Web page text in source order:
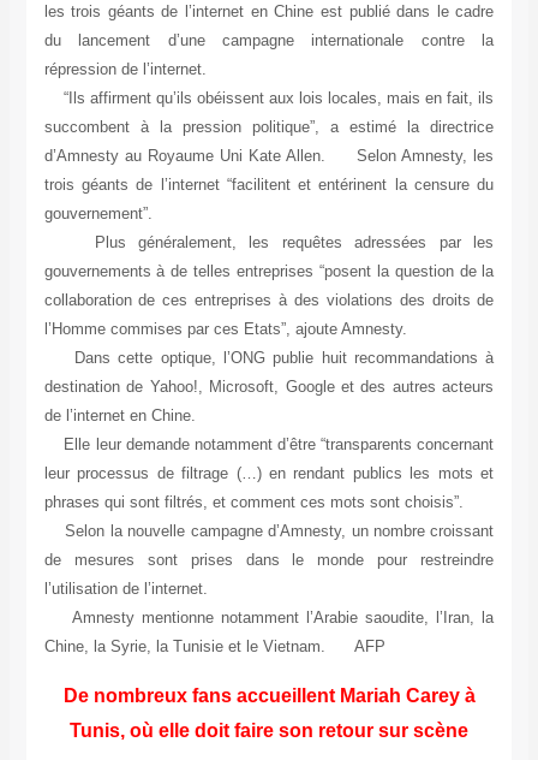
les trois géants de l’internet en Chine est publié dans le cadre
du lancement d’une campagne internationale contre la
répression de l’internet.
“Ils affirment qu’ils obéissent aux lois locales, mais en fait, ils
succombent à la pression politique”, a estimé la directrice
d’Amnesty au Royaume Uni Kate Allen. Selon Amnesty, les
trois géants de l’internet “facilitent et entérinent la censure du
gouvernement”.
Plus généralement, les requêtes adressées par les
gouvernements à de telles entreprises “posent la question de la
collaboration de ces entreprises à des violations des droits de
l’Homme commises par ces Etats”, ajoute Amnesty.
Dans cette optique, l’ONG publie huit recommandations à
destination de Yahoo!, Microsoft, Google et des autres acteurs
de l’internet en Chine.
Elle leur demande notamment d’être “transparents concernant
leur processus de filtrage (…) en rendant publics les mots et
phrases qui sont filtrés, et comment ces mots sont choisis”.
Selon la nouvelle campagne d’Amnesty, un nombre croissant
de mesures sont prises dans le monde pour restreindre
l’utilisation de l’internet.
Amnesty mentionne notamment l’Arabie saoudite, l’Iran, la
Chine, la Syrie, la Tunisie et le Vietnam. AFP
De nombreux fans accueillent Mariah Carey à
Tunis, où elle doit faire son retour sur scène